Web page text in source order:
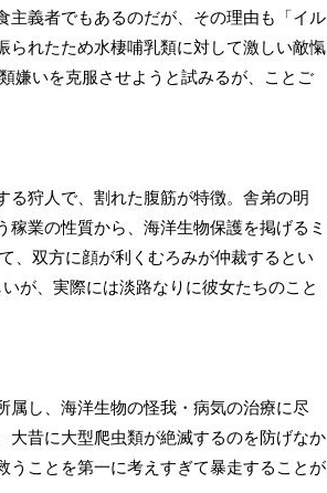
主義者でもあるのだが、その理由も「イル
られたため水棲哺乳類に対して激しい敵愾
嫌いを克服させようと試みるが、ことご
る狩人で、割れた腹筋が特徴。舎弟の明
業の性質から、海洋生物保護を掲げるミ
、双方に顔が利くむろみが仲裁するとい
が、実際には淡路なりに彼女たちのこと
属し、海洋生物の怪我・病気の治療に尽
大昔に大型爬虫類が絶滅するのを防げなか
うことを第一に考えすぎて暴走することが